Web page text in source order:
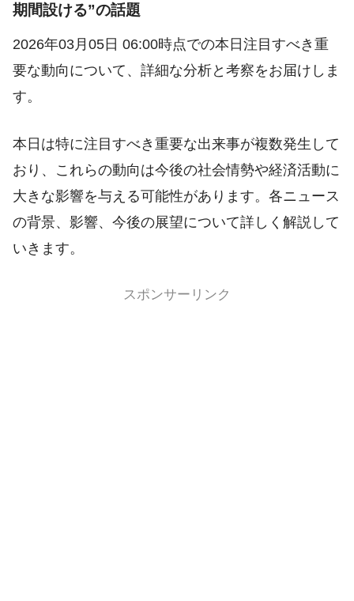
期間設ける”の話題
2026年03月05日 06:00時点での本日注目すべき重
要な動向について、詳細な分析と考察をお届けしま
す。
本日は特に注目すべき重要な出来事が複数発生して
おり、これらの動向は今後の社会情勢や経済活動に
大きな影響を与える可能性があります。各ニュース
の背景、影響、今後の展望について詳しく解説して
いきます。
スポンサーリンク